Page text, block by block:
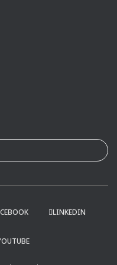
LINKEDIN